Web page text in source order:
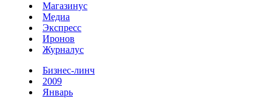
Магазинус
Медиа
Экспресс
Иронов
Журналус
Бизнес-линч
2009
Январь